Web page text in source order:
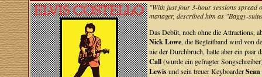
"With just four 3-hour sessions spread
manager, described him as "Baggy-
Das Debüt, noch ohne die Attractions,
Nick Lowe, die Begleitband wird von
nie der Durchbruch, hatte aber ein paar
Call(wurde ein gefragter
Lewisund sein treuer Keyboarder